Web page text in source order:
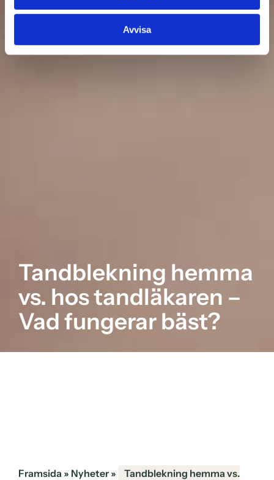
Avvisa
Tandblekning hemma
vs. hos tandläkaren –
Vad fungerar bäst?
Framsida » Nyheter»
Tandblekning hemma vs.